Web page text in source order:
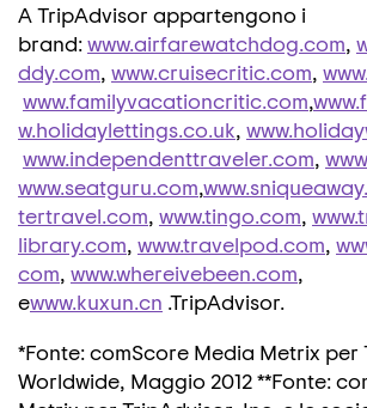
A TripAdvisor appartengono i
brand:www.airfarewatchdog.com,
ddy.com, www.cruisecritic.com,
www.familyvacationcritic.com,
w.holidaylettings.co.uk,
www.independenttraveler.com,
www.seatguru.com,
tertravel.com, www.tingo.com,
library.com, www.travelpod.com,
com, www.whereivebeen.com,
ewww.kuxun.cn .TripAdvisor.
*Fonte: comScore Media Metrix per
Worldwide, Maggio 2012 **Fonte: